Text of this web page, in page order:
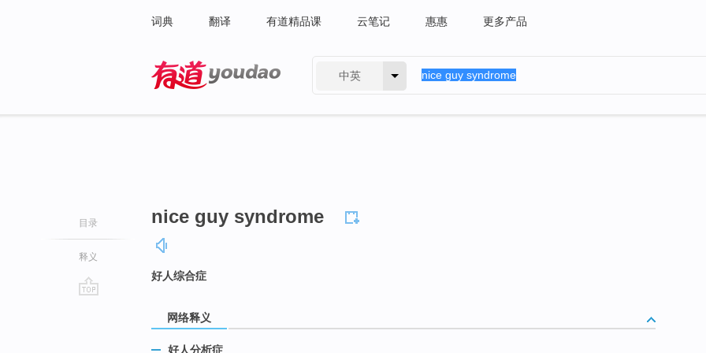
词典 翻译 有道精品课 云笔记 惠惠 更多产品
中英
目录
释义
nice guy syndrome
好人综合症
网络释义
好人分析症